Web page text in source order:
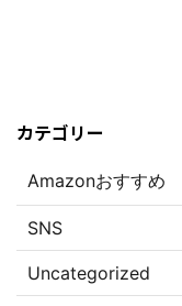
カテゴリー
Amazonおすすめ
SNS
Uncategorized